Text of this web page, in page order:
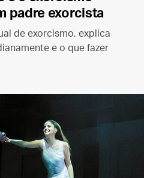
padre exorcista
de exorcismo, explica
e o que fazer